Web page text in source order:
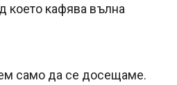
което кафява вълна
само да се досещаме.